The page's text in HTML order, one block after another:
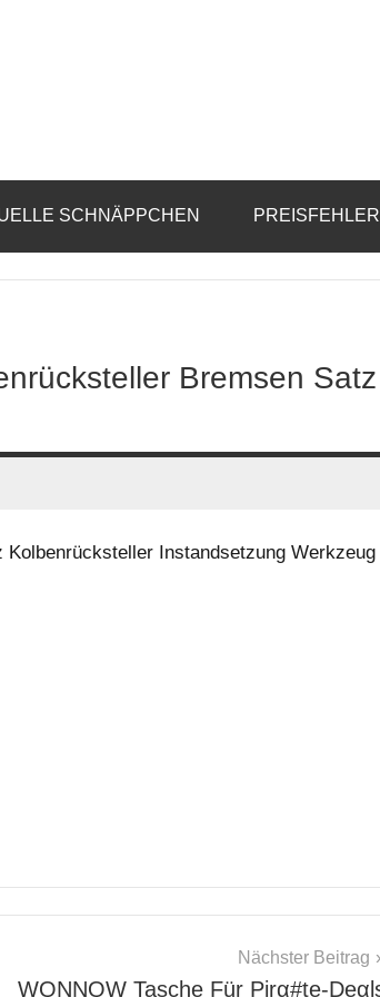
SCHNÄPPCHEN
Bremsen Satz
Instandsetzung Werkzeug
Nächster Beitrag
WQNNQW Tasche Für Pirα#tе-